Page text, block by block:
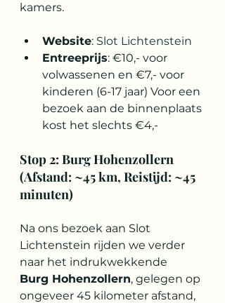
kamers.
Website: Slot Lichtenstein
Entreeprijs: €10,- voor
volwassenen en €7,- voor
kinderen (6-17 jaar) Voor een
bezoek aan de binnenplaats
kost het slechts €4,-
Stop 2: Burg Hohenzollern
(Afstand: ~45 km, Reistijd: ~45
minuten)
Na ons bezoek aan Slot
Lichtenstein rijden we verder
naar het indrukwekkende
Burg Hohenzollern, gelegen op
ongeveer 45 kilometer afstand,